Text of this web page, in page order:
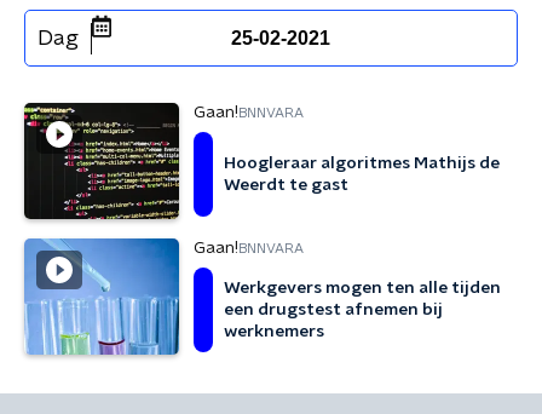
Dag 25-02-2021
Gaan! BNNVARA
Hoogleraar algoritmes Mathijs de
Weerdt te gast
Gaan! BNNVARA
Werkgevers mogen ten alle tijden
een drugstest afnemen bij
werknemers